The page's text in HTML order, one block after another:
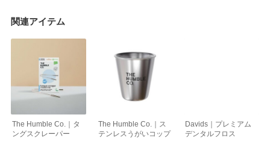
関連アイテム
The Humble Co.｜タ
ングスクレーパー
The Humble Co.｜ス
テンレスうがいコップ
Davids｜プレミアム
デンタルフロス